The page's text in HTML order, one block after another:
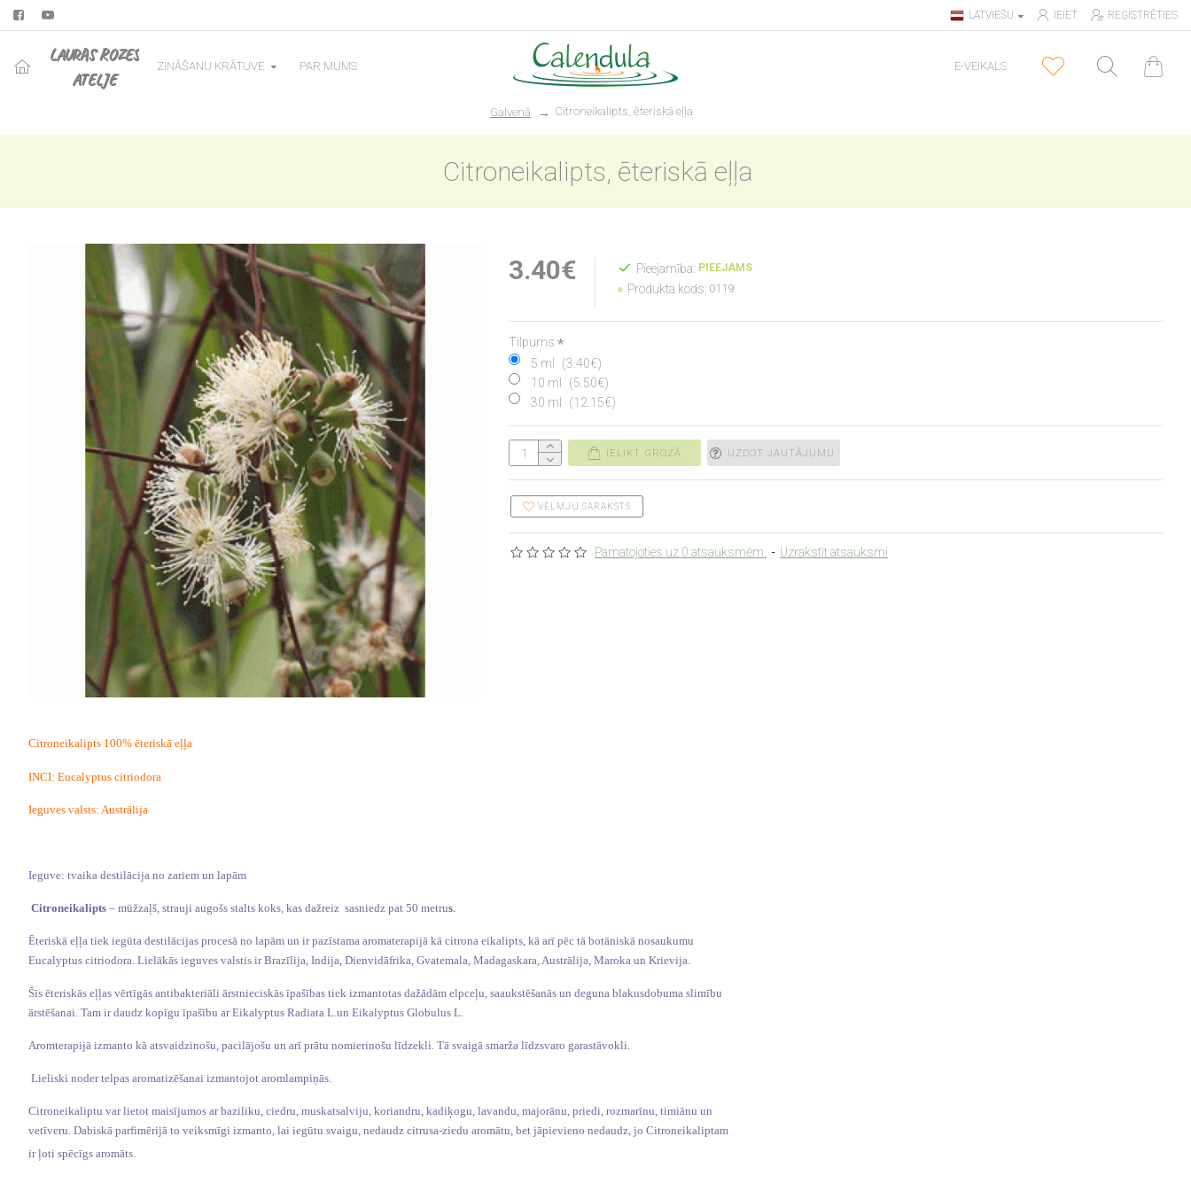
LATVIEŠU IEIET REĢISTRĒTIES
LAURAS ROZES
ATELJE
ZINĀŠANU KRĀTUVE PAR MUMS E-VEIKALS
Galvenā Citroneikalipts, ēteriskā eļļa
Citroneikalipts, ēteriskā eļļa
Pamatojoties uz 0 atsauksmēm. - Uzrakstīt atsauksmi
3.40€ Pieejamība: PIEEJAMS
Produkta kods: 0119
Tilpums
5 ml
(3.40€)
10 ml
(5.50€)
30 ml
(12.15€)
IELIKT GROZĀ UZDOT JAUTĀJUMU
VĒLMJU SARAKSTS
Citroneikalipts 100% ēteriskā eļļa
INCI: Eucalyptus citriodora
Ieguves valsts: Austrālija
Ieguve: tvaika destilācija no zariem un lapām
Citroneikalipts – mūžzaļš, strauji augošs stalts koks, kas dažreiz sasniedz pat 50 metrus.
Ēteriskā eļļa tiek iegūta destilācijas procesā no lapām un ir pazīstama aromaterapijā kā citrona eikalipts, kā arī pēc tā botāniskā nosaukumu
Eucalyptus citriodora. Lielākās ieguves valstis ir Brazīlija, Indija, Dienvidāfrika, Gvatemala, Madagaskara, Austrālija, Maroka un Krievija.
Šīs ēteriskās eļļas vērtīgās antibakteriāli ārstnieciskās īpašības tiek izmantotas dažādām elpceļu, saaukstēšanās un deguna blakusdobuma slimību
ārstēšanai. Tam ir daudz kopīgu īpašību ar Eikalyptus Radiata L.un Eikalyptus Globulus L.
Aromterapijā izmanto kā atsvaidzinošu, pacilājošu un arī prātu nomierinošu līdzekli. Tā svaigā smarža līdzsvaro garastāvokli.
Lieliski noder telpas aromatizēšanai izmantojot aromlampiņās.
Citroneikaliptu var lietot maisījumos ar baziliku, ciedru, muskatsalviju, koriandru, kadiķogu, lavandu, majorānu, priedi, rozmarīnu, timiānu un
vetīveru. Dabiskā parfimērijā to veiksmīgi izmanto, lai iegūtu svaigu, nedaudz citrusa-ziedu aromātu, bet jāpievieno nedaudz, jo Citroneikaliptam
ir ļoti spēcīgs aromāts.